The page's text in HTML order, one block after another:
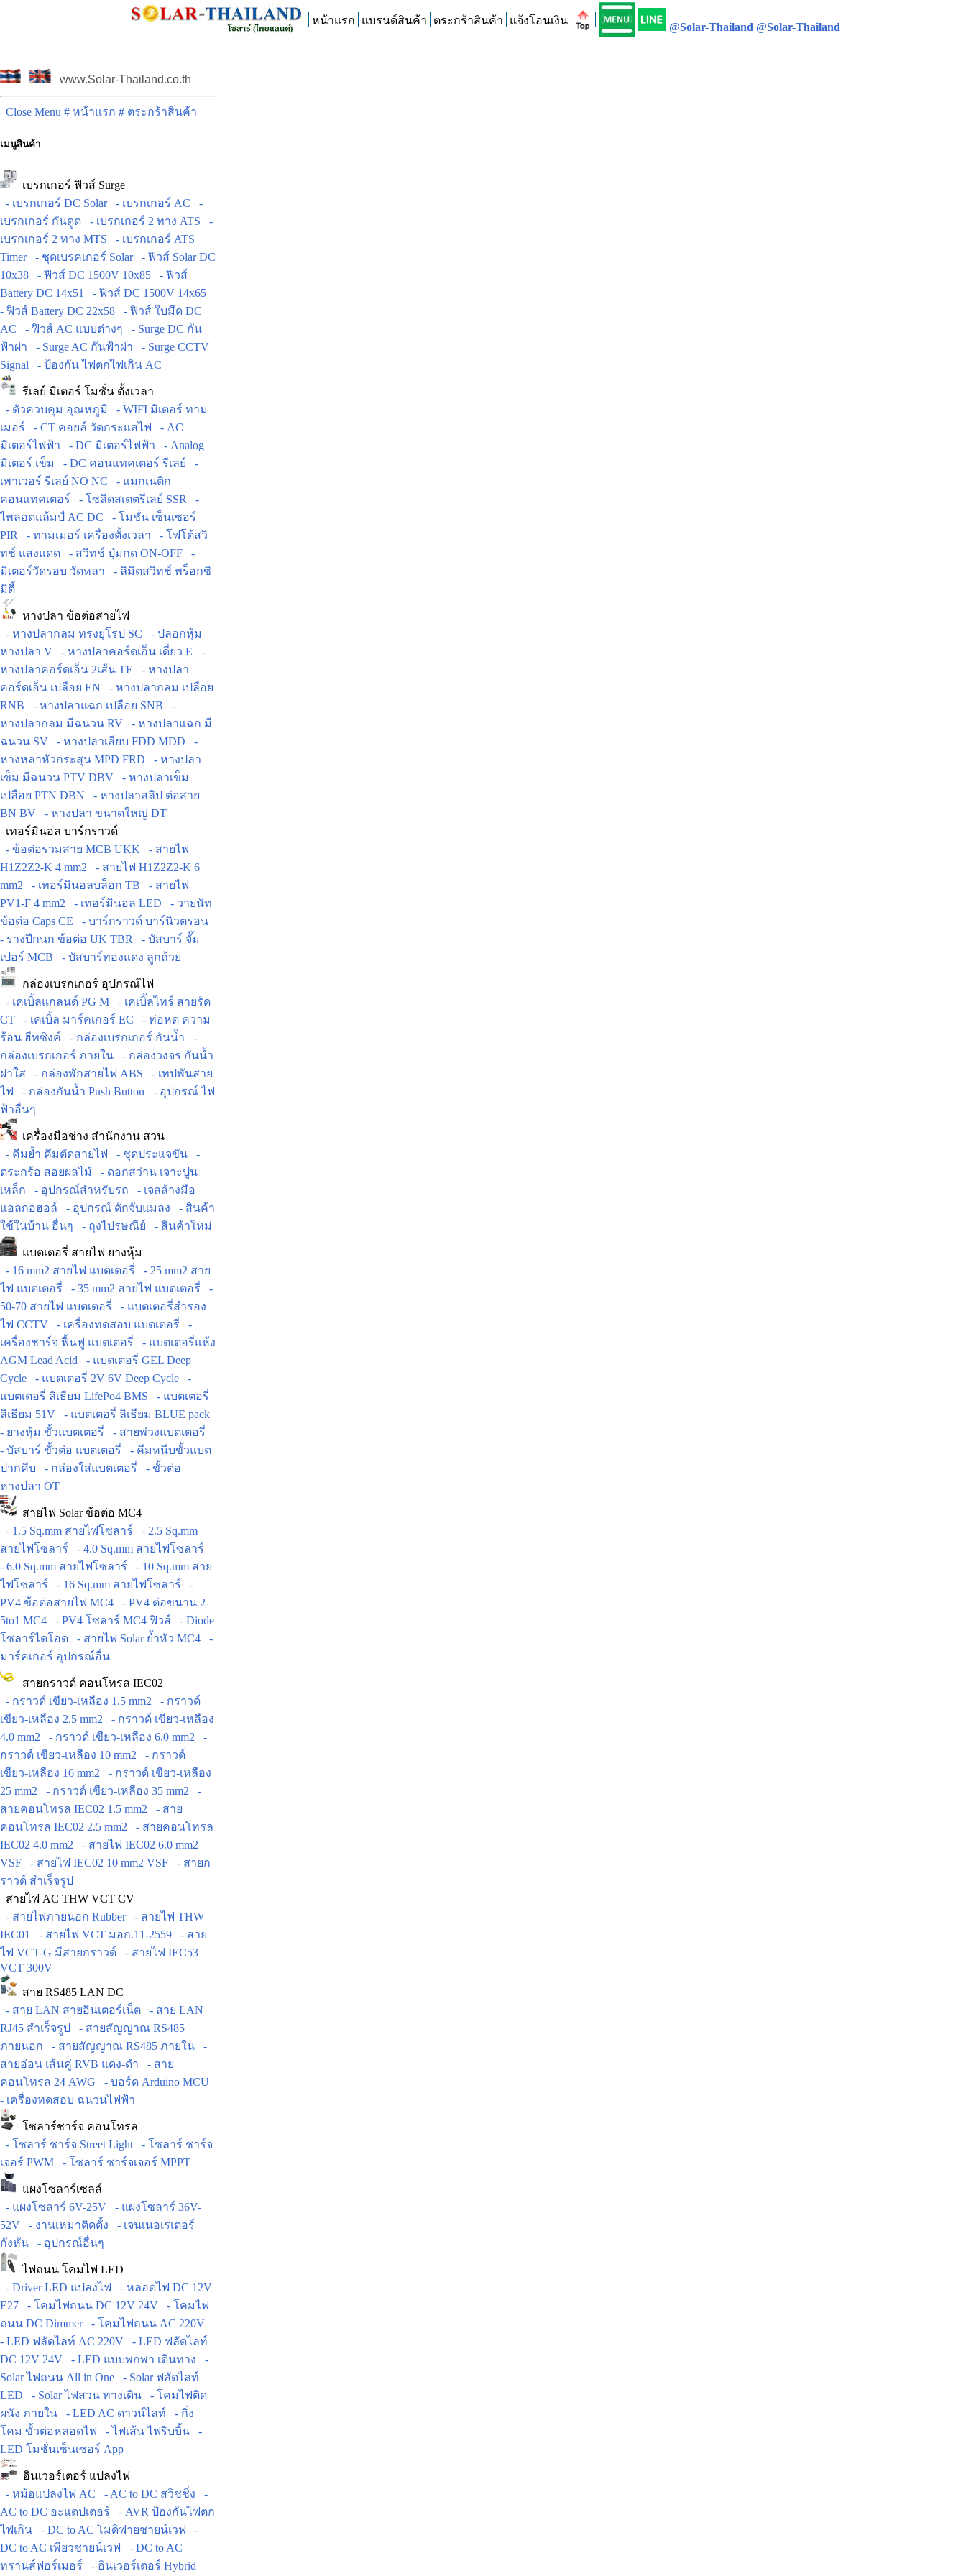
หน้าแรก แบรนด์สินค้า ตระกร้าสินค้า แจ้งโอนเงิน
@Solar-Thailand @Solar-Thailand
www.Solar-Thailand.co.th
Close Menu # หน้าแรก # ตระกร้าสินค้า
เมนูสินค้า
เบรกเกอร์ ฟิวส์ Surge
- เบรกเกอร์ DC Solar
- เบรกเกอร์ AC
-
เบรกเกอร์ กันดูด
- เบรกเกอร์ 2 ทาง ATS
-
เบรกเกอร์ 2 ทาง MTS
- เบรกเกอร์ ATS
Timer
- ชุดเบรคเกอร์ Solar
- ฟิวส์ Solar DC
10x38
- ฟิวส์ DC 1500V 10x85
- ฟิวส์
Battery DC 14x51
- ฟิวส์ DC 1500V 14x65
- ฟิวส์ Battery DC 22x58
- ฟิวส์ ใบมีด DC
AC
- ฟิวส์ AC แบบต่างๆ
- Surge DC กัน
ฟ้าผ่า
- Surge AC กันฟ้าผ่า
- Surge CCTV
Signal
- ป้องกัน ไฟตกไฟเกิน AC
รีเลย์ มิเตอร์ โมชั่น ตั้งเวลา
- ตัวควบคุม อุณหภูมิ
- WIFI มิเตอร์ ทาม
เมอร์
- CT คอยล์ วัดกระแสไฟ
- AC
มิเตอร์ไฟฟ้า
- DC มิเตอร์ไฟฟ้า
- Analog
มิเตอร์ เข็ม
- DC คอนแทคเตอร์ รีเลย์
-
เพาเวอร์ รีเลย์ NO NC
- แมกเนติก
คอนแทคเตอร์
- โซลิดสเตตรีเลย์ SSR
-
ไพลอตแล้มป์ AC DC
- โมชั่น เซ็นเซอร์
PIR
- ทามเมอร์ เครื่องตั้งเวลา
- โฟโต้สวิ
ทช์ แสงแดด
- สวิทช์ ปุ่มกด ON-OFF
-
มิเตอร์วัดรอบ วัดหลา
- ลิมิตสวิทช์ พร็อกซิ
มิตี้
หางปลา ข้อต่อสายไฟ
- หางปลากลม ทรงยุโรป SC
- ปลอกหุ้ม
หางปลา V
- หางปลาคอร์ดเอ็น เดี่ยว E
-
หางปลาคอร์ดเอ็น 2เส้น TE
- หางปลา
คอร์ดเอ็น เปลือย EN
- หางปลากลม เปลือย
RNB
- หางปลาแฉก เปลือย SNB
-
หางปลากลม มีฉนวน RV
- หางปลาแฉก มี
ฉนวน SV
- หางปลาเสียบ FDD MDD
-
หางหลาหัวกระสุน MPD FRD
- หางปลา
เข็ม มีฉนวน PTV DBV
- หางปลาเข็ม
เปลือย PTN DBN
- หางปลาสลิป ต่อสาย
BN BV
- หางปลา ขนาดใหญ่ DT
เทอร์มินอล บาร์กราวด์
- ข้อต่อรวมสาย MCB UKK
- สายไฟ
H1Z2Z2-K 4 mm2
- สายไฟ H1Z2Z2-K 6
mm2
- เทอร์มินอลบล็อก TB
- สายไฟ
PV1-F 4 mm2
- เทอร์มินอล LED
- วายนัท
ข้อต่อ Caps CE
- บาร์กราวด์ บาร์นิวตรอน
- รางปีกนก ข้อต่อ UK TBR
- บัสบาร์ จั๊ม
เปอร์ MCB
- บัสบาร์ทองแดง ลูกถ้วย
กล่องเบรกเกอร์ อุปกรณ์ไฟ
- เคเบิ้ลแกลนด์ PG M
- เคเบิ้ลไทร์ สายรัด
CT
- เคเบิ้ล มาร์คเกอร์ EC
- ท่อหด ความ
ร้อน ฮีทซิงค์
- กล่องเบรกเกอร์ กันน้ำ
-
กล่องเบรกเกอร์ ภายใน
- กล่องวงจร กันน้ำ
ฝาใส
- กล่องพักสายไฟ ABS
- เทปพันสาย
ไฟ
- กล่องกันน้ำ Push Button
- อุปกรณ์ ไฟ
ฟ้าอื่นๆ
เครื่องมือช่าง สำนักงาน สวน
- คีมย้ำ คีมตัดสายไฟ
- ชุดประแจขัน
-
ตระกร้อ สอยผลไม้
- ดอกสว่าน เจาะปูน
เหล็ก
- อุปกรณ์สำหรับรถ
- เจลล้างมือ
แอลกอฮอล์
- อุปกรณ์ ดักจับแมลง
- สินค้า
ใช้ในบ้าน อื่นๆ
- ถุงไปรษณีย์ - สินค้าใหม่
แบตเตอรี่ สายไฟ ยางหุ้ม
- 16 mm2 สายไฟ แบตเตอรี่
- 25 mm2 สาย
ไฟ แบตเตอรี่
- 35 mm2 สายไฟ แบตเตอรี่
-
50-70 สายไฟ แบตเตอรี่
- แบตเตอรี่สำรอง
ไฟ CCTV
- เครื่องทดสอบ แบตเตอรี่
-
เครื่องชาร์จ ฟื้นฟู แบตเตอรี่
- แบตเตอรี่แห้ง
AGM Lead Acid
- แบตเตอรี่ GEL Deep
Cycle
- แบตเตอรี่ 2V 6V Deep Cycle
-
แบตเตอรี่ ลิเธียม LifePo4 BMS
- แบตเตอรี่
ลิเธียม 51V
- แบตเตอรี่ ลิเธียม BLUE pack
- ยางหุ้ม ขั้วแบตเตอรี่
- สายพ่วงแบตเตอรี่
- บัสบาร์ ขั้วต่อ แบตเตอรี่
- คีมหนีบขั้วแบต
ปากคีบ
- กล่องใส่แบตเตอรี่
- ขั้วต่อ
หางปลา OT
สายไฟ Solar ข้อต่อ MC4
- 1.5 Sq.mm สายไฟโซลาร์
- 2.5 Sq.mm
สายไฟโซลาร์
- 4.0 Sq.mm สายไฟโซลาร์
- 6.0 Sq.mm สายไฟโซลาร์
- 10 Sq.mm สาย
ไฟโซลาร์
- 16 Sq.mm สายไฟโซลาร์
-
PV4 ข้อต่อสายไฟ MC4
- PV4 ต่อขนาน 2-
5to1 MC4
- PV4 โซลาร์ MC4 ฟิวส์
- Diode
โซลาร์ไดโอด
- สายไฟ Solar ย้ำหัว MC4
-
มาร์คเกอร์ อุปกรณ์อื่น
สายกราวด์ คอนโทรล IEC02
- กราวด์ เขียว-เหลือง 1.5 mm2
- กราวด์
เขียว-เหลือง 2.5 mm2
- กราวด์ เขียว-เหลือง
4.0 mm2
- กราวด์ เขียว-เหลือง 6.0 mm2
-
กราวด์ เขียว-เหลือง 10 mm2
- กราวด์
เขียว-เหลือง 16 mm2
- กราวด์ เขียว-เหลือง
25 mm2
- กราวด์ เขียว-เหลือง 35 mm2
-
สายคอนโทรล IEC02 1.5 mm2
- สาย
คอนโทรล IEC02 2.5 mm2
- สายคอนโทรล
IEC02 4.0 mm2
- สายไฟ IEC02 6.0 mm2
VSF
- สายไฟ IEC02 10 mm2 VSF
- สายก
ราวด์ สำเร็จรูป
สายไฟ AC THW VCT CV
- สายไฟภายนอก Rubber
- สายไฟ THW
IEC01
- สายไฟ VCT มอก.11-2559
- สาย
ไฟ VCT-G มีสายกราวด์
- สายไฟ IEC53
VCT 300V
สาย RS485 LAN DC
- สาย LAN สายอินเตอร์เน็ต
- สาย LAN
RJ45 สำเร็จรูป
- สายสัญญาณ RS485
ภายนอก
- สายสัญญาณ RS485 ภายใน
-
สายอ่อน เส้นคู่ RVB แดง-ดำ
- สาย
คอนโทรล 24 AWG
- บอร์ด Arduino MCU
- เครื่องทดสอบ ฉนวนไฟฟ้า
โซลาร์ชาร์จ คอนโทรล
- โซลาร์ ชาร์จ Street Light
- โซลาร์ ชาร์จ
เจอร์ PWM
- โซลาร์ ชาร์จเจอร์ MPPT
แผงโซลาร์เซลล์
- แผงโซลาร์ 6V-25V
- แผงโซลาร์ 36V-
52V
- งานเหมาติดตั้ง
- เจนเนอเรเตอร์
กังหัน
- อุปกรณ์อื่นๆ
ไฟถนน โคมไฟ LED
- Driver LED แปลงไฟ
- หลอดไฟ DC 12V
E27
- โคมไฟถนน DC 12V 24V
- โคมไฟ
ถนน DC Dimmer
- โคมไฟถนน AC 220V
- LED ฟลัดไลท์ AC 220V
- LED ฟลัดไลท์
DC 12V 24V
- LED แบบพกพา เดินทาง
-
Solar ไฟถนน All in One
- Solar ฟลัดไลท์
LED
- Solar ไฟสวน ทางเดิน
- โคมไฟติด
ผนัง ภายใน
- LED AC ดาวน์ไลท์
- กิ่ง
โคม ขั้วต่อหลอดไฟ
- ไฟเส้น ไฟริบบิ้น
-
LED โมชั่นเซ็นเซอร์ App
อินเวอร์เตอร์ แปลงไฟ
- หม้อแปลงไฟ AC
- AC to DC สวิชชิ่ง
-
AC to DC อะแดปเตอร์
- AVR ป้องกันไฟตก
ไฟเกิน
- DC to AC โมดิฟายชายน์เวฟ
-
DC to AC เพียวชายน์เวฟ
- DC to AC
ทรานส์ฟอร์เมอร์
- อินเวอร์เตอร์ Hybrid